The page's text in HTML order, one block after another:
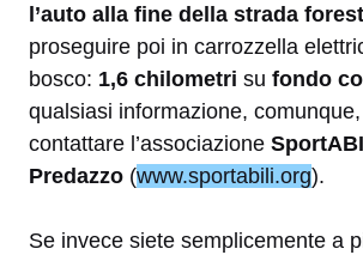
l’auto alla fine della strada
proseguire poi in carrozzella
bosco: 1,6 chilometri su fondo
qualsiasi informazione,
contattare l’associazione
Predazzo (www.sportabili.org).
Se invece siete semplicemente a